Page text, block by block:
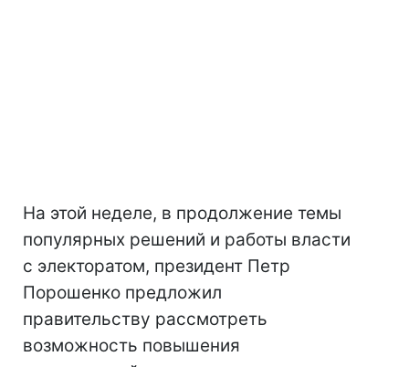
На этой неделе, в продолжение темы
популярных решений и работы власти
с электоратом, президент Петр
Порошенко предложил
правительству рассмотреть
возможность повышения